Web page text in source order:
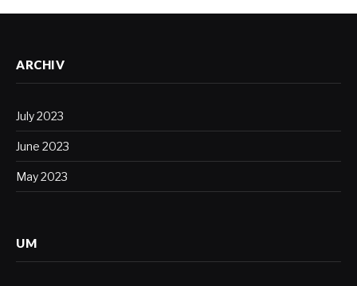
ARCHIV
July 2023
June 2023
May 2023
UM